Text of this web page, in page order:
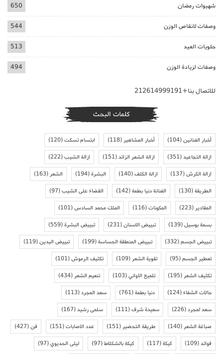
شهيوات رمضان 650
وصفات لانقاص الوزن 544
حلويات العيد 513
وصفات لزيادة الوزن 494
للاتصال بنا+212614999191
كلمات البحث
أخبار الفنانين(104) أخبار المشاهير(118) ابتسام تسكت(120)
ازالة التجاعيد(351) ازالة الشعر الزائد(151) ازالة الشيب(222)
ازالة الكرش(137) ازالة الكلف(140) البشرة(194) الشعر(163)
الطريقة(130) الفنانة دنيا بطمة(142) القضاء على الشيب(97)
المقادير(223) المكونات(116) الملك محمد السادس(101)
بسمة بوسيل(139) تبييض الاسنان(231) تبييض البشرة(559)
تبييض الجسم(332) تبييض المنطقة الحساسة(199) تبييض اليدين(119)
تعطير الجسم(95) تقوية الشعر(109) تكثيف الرموش(101)
تكثيف الشعر(195) تلميع الاواني(103) تنعيم الشعر(434)
حالات الشفاء(124) دنيا بطمة(761) سعد المجرد(113)
سعد لمجرد(226) سعيدة شرف(111) سلمى رشيد(167)
صباغة الشعر(140) طريقة التحضير(151) عدد الاصابات(151) فن(427)
فوائد(109) كيكة(117) كيكة بالشكلاط(97) ليلى الحديوي(97)